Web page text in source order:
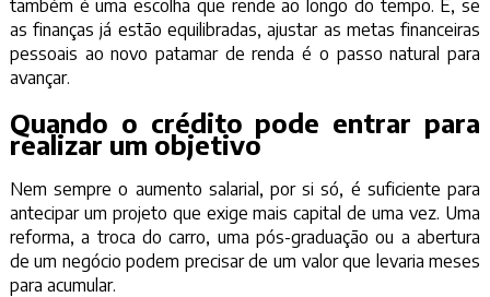
também é uma escolha que rende ao longo do tempo. E, se
as finanças já estão equilibradas, ajustar as metas financeiras
pessoais ao novo patamar de renda é o passo natural para
avançar.
Quando o crédito pode entrar para
realizar um objetivo
Nem sempre o aumento salarial, por si só, é suficiente para
antecipar um projeto que exige mais capital de uma vez. Uma
reforma, a troca do carro, uma pós-graduação ou a abertura
de um negócio podem precisar de um valor que levaria meses
para acumular.